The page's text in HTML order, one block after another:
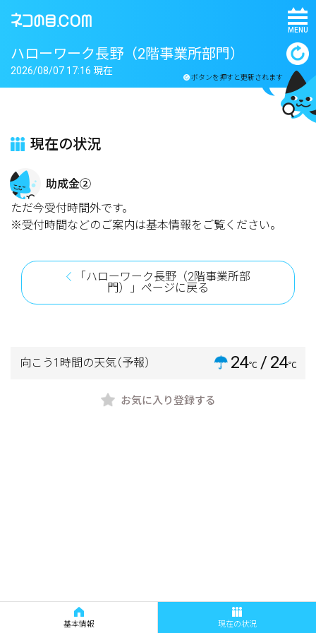
MENU
ハローワーク長野（2階事業所部門）
ボタンを押すと更新されます
2026/08/07 17:16 現在
現在の状況
助成金②
ただ今受付時間外です。
※受付時間などのご案内は基本情報をご覧ください。
「ハローワーク長野（2階事業所部
門）」ページに戻る
向こう1時間の天気（予報） 24℃ / 24℃
お気に入り登録する
基本情報 現在の状況